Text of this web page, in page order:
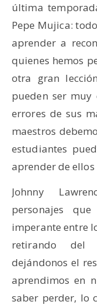
última
Pepe Mujica:
aprender a
quienes hemos
otra gran
pueden ser muy
errores de sus
maestros
estudiantes
aprender de
Johnny
personajes
imperante entre
retirando del
dejándonos el
aprendimos en
saber perder, lo